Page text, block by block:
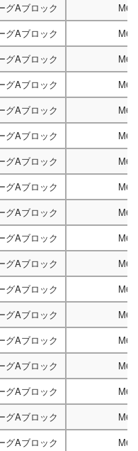
グAブロック
グAブロック
グAブロック
グAブロック
グAブロック
グAブロック
グAブロック
グAブロック
グAブロック
グAブロック
グAブロック
グAブロック
グAブロック
グAブロック
グAブロック
グAブロック
グAブロック
グAブロック